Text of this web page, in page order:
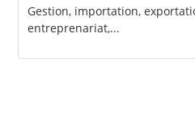
Gestion, importation,
entreprenariat,...